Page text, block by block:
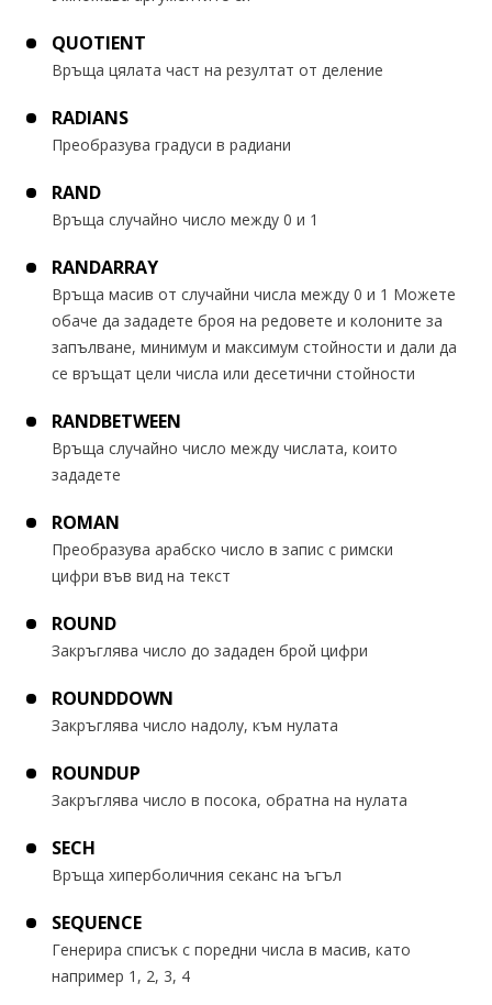
QUOTIENT
Връща цялата част на резултат от деление
RADIANS
Преобразува градуси в радиани
RAND
Връща случайно число между 0 и 1
RANDARRAY
Връща масив от случайни числа между 0 и 1 Можете
обаче да зададете броя на редовете и колоните за
запълване, минимум и максимум стойности и дали да
се връщат цели числа или десетични стойности
RANDBETWEEN
Връща случайно число между числата, които
зададете
ROMAN
Преобразува арабско число в запис с римски
цифри във вид на текст
ROUND
Закръглява число до зададен брой цифри
ROUNDDOWN
Закръглява число надолу, към нулата
ROUNDUP
Закръглява число в посока, обратна на нулата
SECH
Връща хиперболичния секанс на ъгъл
SEQUENCE
Генерира списък с поредни числа в масив, като
например 1, 2, 3, 4